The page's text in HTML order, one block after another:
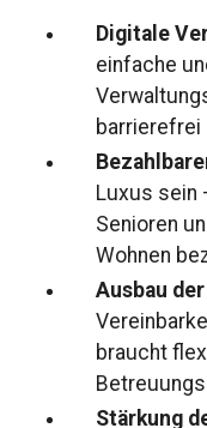
Digitale
einfache
barrierefrei
Luxus sein
Senioren
Wohnen
Ausbau
braucht
Stärkung